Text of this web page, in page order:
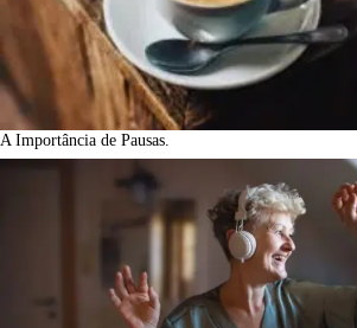
A Importância de Pausas.